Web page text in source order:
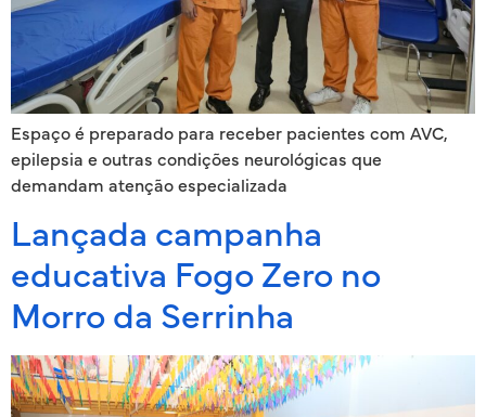
Espaço é preparado para receber pacientes com AVC,
epilepsia e outras condições neurológicas que
demandam atenção especializada
Lançada campanha
educativa Fogo Zero no
Morro da Serrinha